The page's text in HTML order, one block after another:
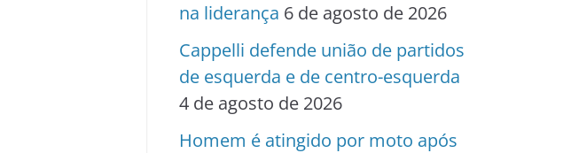
na liderança 6 de agosto de 2026
Cappelli defende união de partidos
de esquerda e de centro-esquerda
4 de agosto de 2026
Homem é atingido por moto após